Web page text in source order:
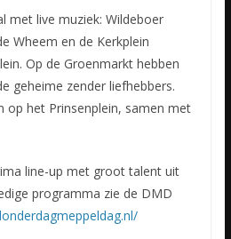
met live muziek: Wildeboer
Wheem en de Kerkplein
Op de Groenmarkt hebben
geheime zender liefhebbers.
op het Prinsenplein, samen met
line-up met groot talent uit
programma zie de DMD